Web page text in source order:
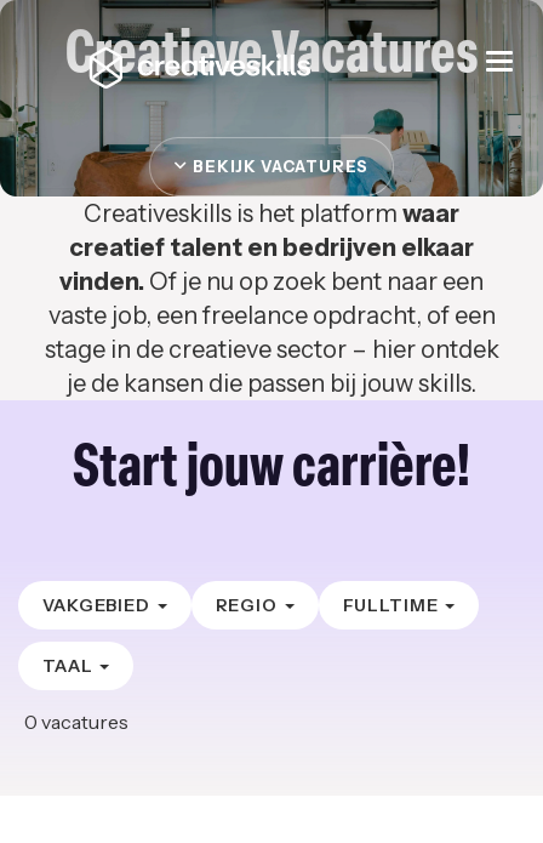
Creatieve Vacatures
BEKIJK VACATURES
Creativeskills is het platform waar
creatief talent en bedrijven elkaar
vinden. Of je nu op zoek bent naar een
vaste job, een freelance opdracht, of een
stage in de creatieve sector – hier ontdek
je de kansen die passen bij jouw skills.
Start jouw carrière!
VAKGEBIED REGIO FULLTIME
TAAL
0 vacatures